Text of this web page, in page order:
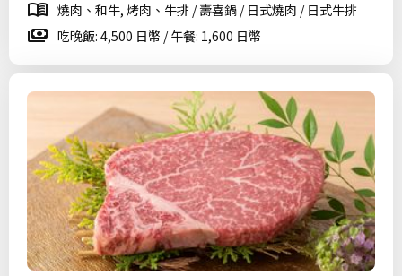
燒肉、和牛, 烤肉、牛排 / 壽喜鍋 / 日式燒肉 / 日式牛排
吃晚飯: 4,500 日幣 / 午餐: 1,600 日幣